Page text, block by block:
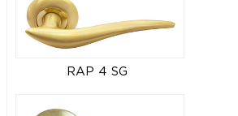
RAP 4 SG